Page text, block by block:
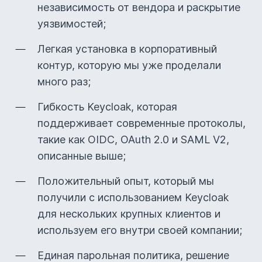
независимость от вендора и раскрытие
уязвимостей;
Легкая установка в корпоративный
контур, которую мы уже проделали
много раз;
Гибкость Keycloak, которая
поддерживает современные протоколы,
такие как OIDC, OAuth 2.0 и SAML V2,
описанные выше;
Положительный опыт, который мы
получили с использованием Keycloak
для нескольких крупных клиентов и
используем его внутри своей компании;
Единая парольная политика, решение
собственное ПО с 2012 года